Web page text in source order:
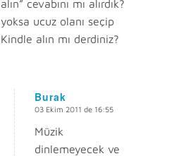
alın” cevabını mı alırdık?
yoksa ucuz olanı seçip
Kindle alın mı derdiniz?
Burak
says:
03 Ekim 2011 de 16:55
Müzik
dinlemeyecek ve